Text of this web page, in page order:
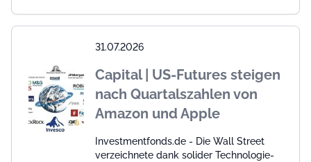
31.07.2026
Capital | US-Futures steigen
nach Quartalszahlen von
Amazon und Apple
Investmentfonds.de - Die Wall Street
verzeichnete dank solider Technologie-